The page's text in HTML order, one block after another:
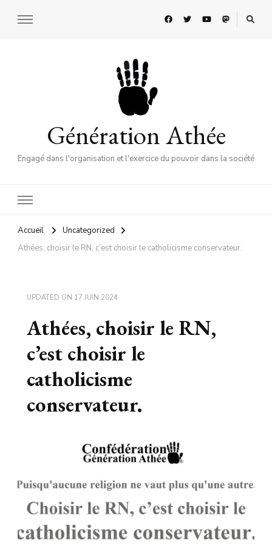
Génération Athée
Engagé dans l'organisation et l'exercice du pouvoir dans la société
Accueil
Uncategorized
Athées, choisir le RN, c’est choisir le catholicisme conservateur.
UPDATED ON 17 JUIN 2024
Athées, choisir le RN,
c’est choisir le
catholicisme
conservateur.